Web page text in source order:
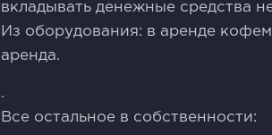
вкладывать денежные средства
Из оборудования: в аренде
аренда.
.
Все остальное в собственности: